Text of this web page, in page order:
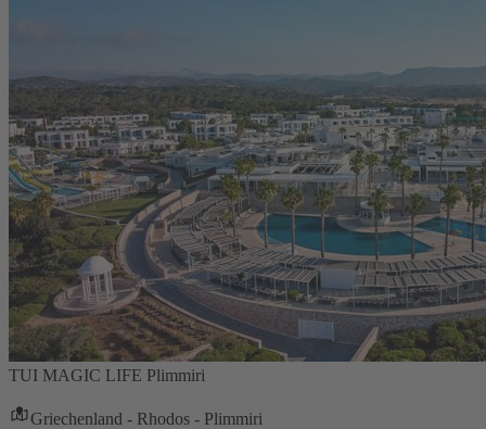
TUI MAGIC LIFE Plimmiri
Griechenland - Rhodos - Plimmiri